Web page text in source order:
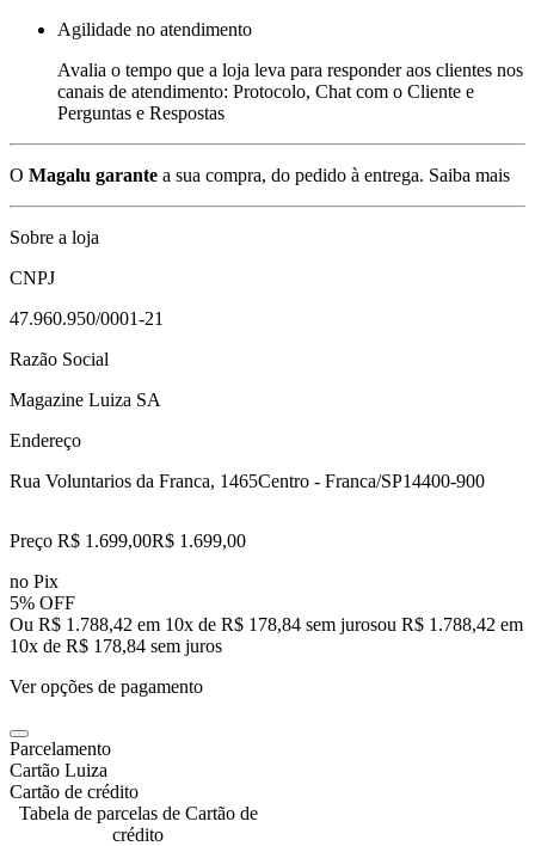
Agilidade no atendimento
Avalia o tempo que a loja leva para responder aos clientes nos
canais de atendimento: Protocolo, Chat com o Cliente e
Perguntas e Respostas
O Magalu garante a sua compra, do pedido à entrega. Saiba mais
Sobre a loja
CNPJ
47.960.950/0001-21
Razão Social
Magazine Luiza SA
Endereço
Rua Voluntarios da Franca, 1465Centro - Franca/SP14400-900
Preço R$ 1.699,00R$ 1.699,00
no Pix
5% OFF
Ou R$ 1.788,42 em 10x de R$ 178,84 sem jurosou R$ 1.788,42 em
10x de R$ 178,84 sem juros
Ver opções de pagamento
Parcelamento
Cartão Luiza
Cartão de crédito
Tabela de parcelas de Cartão de
crédito